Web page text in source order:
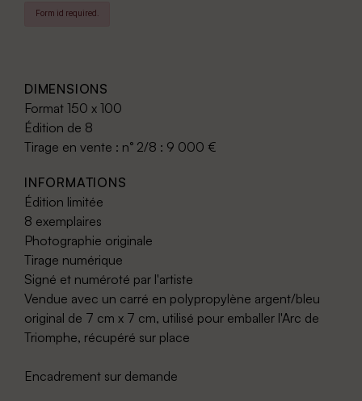
Form id required.
DIMENSIONS
Format 150 x 100
Édition de 8
Tirage en vente : n° 2/8 : 9 000 €
INFORMATIONS
Édition limitée
8 exemplaires
Photographie originale
Tirage numérique
Signé et numéroté par l'artiste
Vendue avec un carré en polypropylène argent/bleu
original de 7 cm x 7 cm, utilisé pour emballer l'Arc de
Triomphe, récupéré sur place
Encadrement sur demande